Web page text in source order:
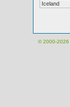
Iceland
© 2000-2026